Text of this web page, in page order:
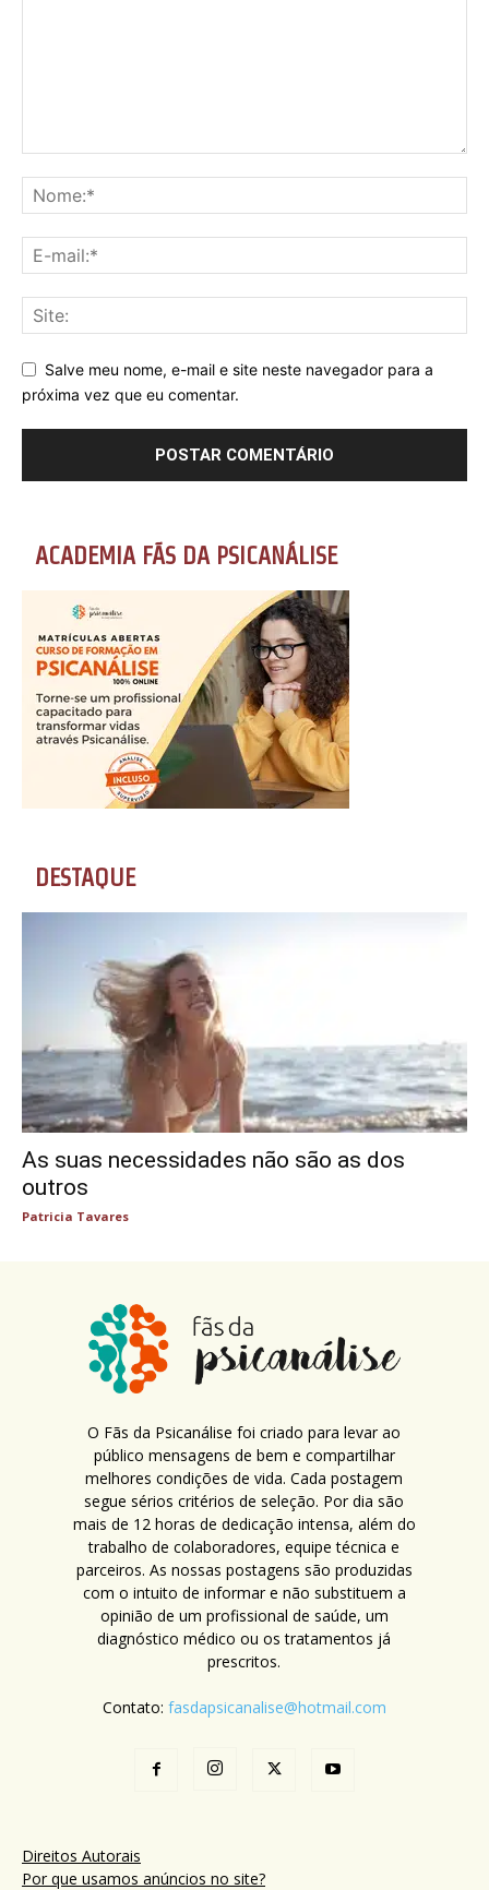
Salve meu nome, e-mail e site neste navegador para a
próxima vez que eu comentar.
ACADEMIA FÃS DA PSICANÁLISE
DESTAQUE
As suas necessidades não são as dos
outros
Patricia Tavares
O Fãs da Psicanálise foi criado para levar ao
público mensagens de bem e compartilhar
melhores condições de vida. Cada postagem
segue sérios critérios de seleção. Por dia são
mais de 12 horas de dedicação intensa, além do
trabalho de colaboradores, equipe técnica e
parceiros. As nossas postagens são produzidas
com o intuito de informar e não substituem a
opinião de um profissional de saúde, um
diagnóstico médico ou os tratamentos já
prescritos.
Contato: fasdapsicanalise@hotmail.com
Direitos Autorais
Por que usamos anúncios no site?